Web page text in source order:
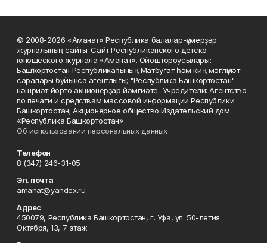
© 2008-2026 «Аманат» Республика балалар-үҫмерҙәр
журналының сайты. Сайт Республиканского детско-
юношеского журнала «Аманат». Ойоштороусылары:
Башҡортостан Республикаһының Матбуғат һәм киң мәғлүмәт
саралары буйынса агентлығы; "Республика Башкортостан"
нәшриәт йорто акционерҙар йәмғиәте.. Учредители: Агентство
по печати и средствам массовой информации Республики
Башкортостан; Акционерное общество Издательский дом
«Республика Башкортостан».
Об использовании персональных данных
Телефон
8 (347) 246-31-05
Эл. почта
amanat@yandex.ru
Адрес
450079, Республика Башкортостан, г. Уфа, ул. 50-летия
Октября, 13, 7 этаж